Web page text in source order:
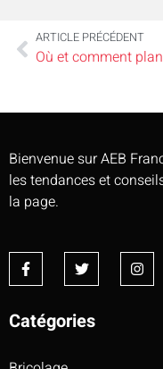
ARTICLE PRÉCÉDENT
Bienvenue sur AEB
les tendances et
la page.
Catégories